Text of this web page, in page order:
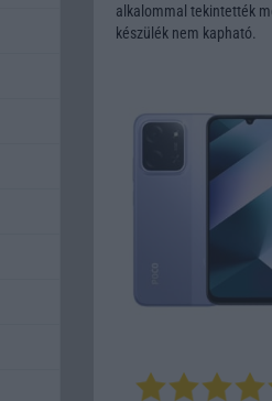
alkalommal tekintették
készülék nem kapható.